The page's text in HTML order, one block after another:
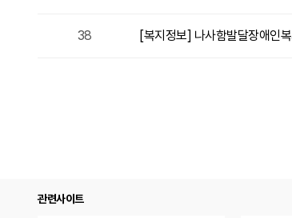
38 [복지정보] 나사함발달장애인
관련사이트